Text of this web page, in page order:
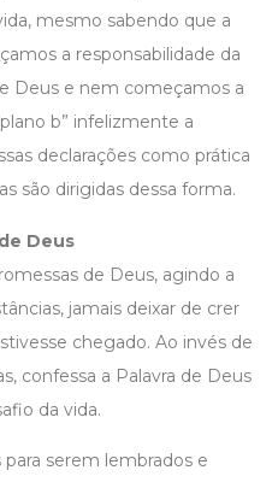
mesmo sabendo que a
a responsabilidade da
Deus e nem começamos a
b” infelizmente a
declarações como prática
são dirigidas dessa forma.
Deus
de Deus, agindo a
jamais deixar de crer
chegado. Ao invés de
confessa a Palavra de Deus
da vida.
serem lembrados e